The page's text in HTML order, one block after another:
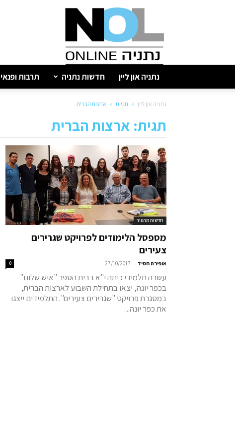
נתניה
נתניה און ליין חדשות נתניה תרבות ופנאי
נתניה און ליין תגיות ארצות הברית
תגית: ארצות הברית
חדשות מהעיר
מספסל הלימודים לפרויקט שגרירים
צעירים
אופירה חסיד -
27/10/2017
0
עשרה תלמידי כיתה י"א בבית הספר "איש שלום"
בכפר יונה, יצאו בתחילת השבוע לארצות הברית,
במסגרת פרויקט "שגרירים צעירים". התלמידים ייצגו
את כפר יונה...